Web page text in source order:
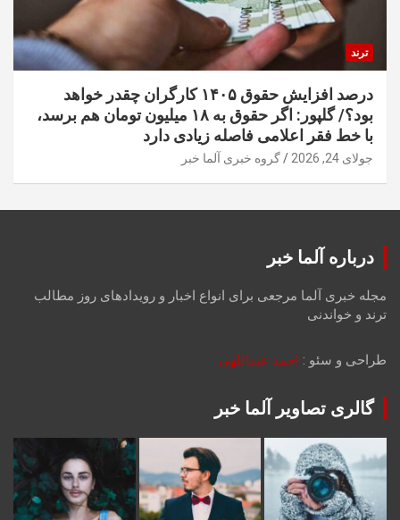
ترند
درصد افزایش حقوق ۱۴۰۵ کارگران چقدر خواهد
بود؟/ گلپور: اگر حقوق به ۱۸ میلیون تومان هم برسد،
با خط فقر اعلامی فاصله زیادی دارد
جولای 24, 2026 گروه خبری آلما خبر
درباره آلما خبر
مجله خبری آلما مرجعی برای انواع اخبار و رویدادهای روز مطالب
ترند و خواندنی
طراحی و سئو : احمد عبداللهی
گالری تصاویر آلما خبر